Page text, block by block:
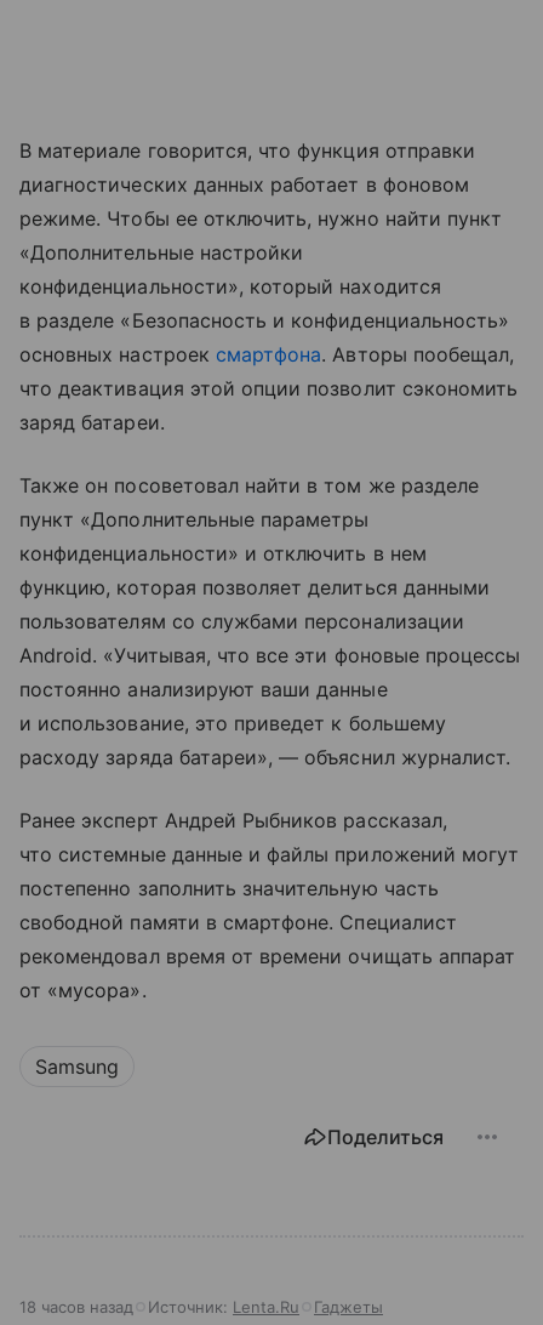
В материале говорится, что функция отправки
диагностических данных работает в фоновом
режиме. Чтобы ее отключить, нужно найти пункт
«Дополнительные настройки
конфиденциальности», который находится
в разделе «Безопасность и конфиденциальность»
основных настроек смартфона. Авторы пообещал,
что деактивация этой опции позволит сэкономить
заряд батареи.
Также он посоветовал найти в том же разделе
пункт «Дополнительные параметры
конфиденциальности» и отключить в нем
функцию, которая позволяет делиться данными
пользователям со службами персонализации
Android. «Учитывая, что все эти фоновые процессы
постоянно анализируют ваши данные
и использование, это приведет к большему
расходу заряда батареи», — объяснил журналист.
Ранее эксперт Андрей Рыбников рассказал,
что системные данные и файлы приложений могут
постепенно заполнить значительную часть
свободной памяти в смартфоне. Специалист
рекомендовал время от времени очищать аппарат
от «мусора».
Samsung
Поделиться
18 часов назад Источник: Lenta.Ru Гаджеты